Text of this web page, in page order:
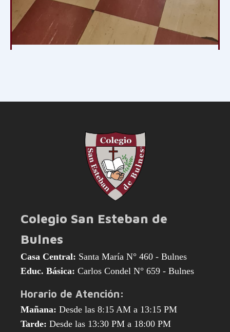
Colegio San Esteban de
Bulnes
Casa Central: Santa María N° 460 - Bulnes
Educ. Básica: Carlos Condel N° 659 - Bulnes
Horario de Atención:
Mañana: Desde las 8:15 AM a 13:15 PM
Tarde: Desde las 13:30 PM a 18:00 PM